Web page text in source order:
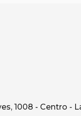
1008 - Centro -